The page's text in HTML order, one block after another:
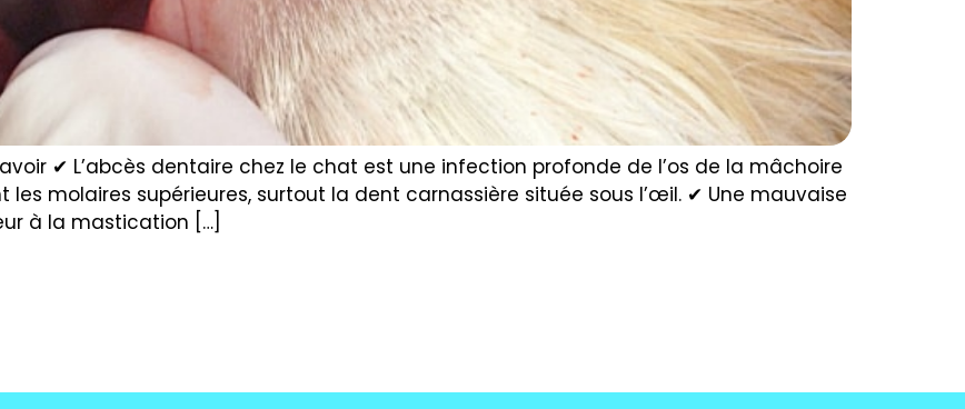
✔ L’abcès dentaire chez le chat est une infection profonde de l’os de la mâchoire
molaires supérieures, surtout la dent carnassière située sous l’œil. ✔ Une mauvaise
à la mastication […]